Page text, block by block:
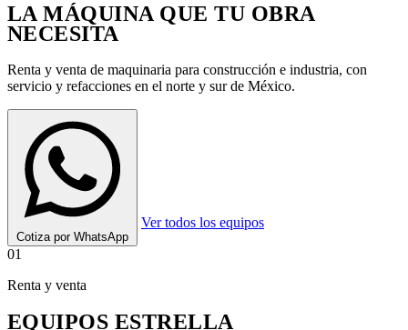
LA MÁQUINA QUE TU OBRA
NECESITA
Renta y venta de maquinaria para construcción e industria, con
servicio y refacciones en el norte y sur de México.
Cotiza por WhatsApp
Ver todos los equipos
01
Renta y venta
EQUIPOS ESTRELLA